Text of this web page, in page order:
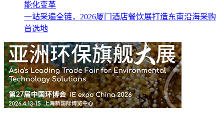
能化变革
一站采遍全链，2026厦门酒店餐饮展打造东南沿海采购
首选地